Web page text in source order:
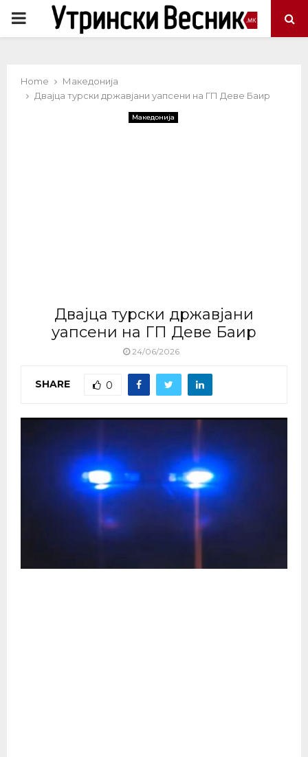
PRIMARY
Home
Македонија
Двајца турски државјани уапсени на ГП Деве Баир
Македонија
Двајца турски државјани
уапсени на ГП Деве Баир
24/06/2026
SHARE 0